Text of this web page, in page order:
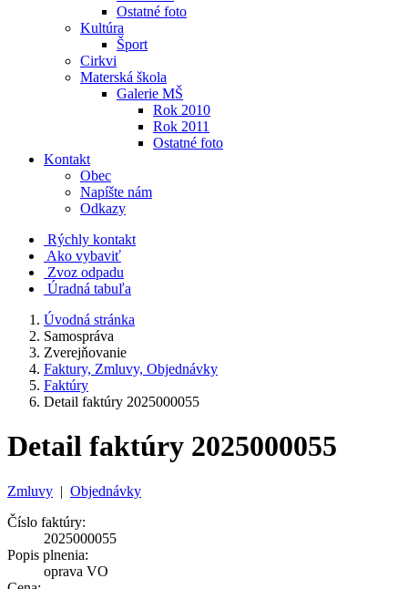
Ostatné foto
Kultúra
Šport
Cirkvi
Materská škola
Galerie MŠ
Rok 2010
Rok 2011
Ostatné foto
Kontakt
Obec
Napíšte nám
Odkazy
Rýchly kontakt
Ako vybaviť
Zvoz odpadu
Úradná tabuľa
Úvodná stránka
Samospráva
Zverejňovanie
Faktury, Zmluvy, Objednávky
Faktúry
Detail faktúry 2025000055
Detail faktúry 2025000055
Zmluvy | Objednávky
Číslo faktúry:
2025000055
Popis plnenia:
oprava VO